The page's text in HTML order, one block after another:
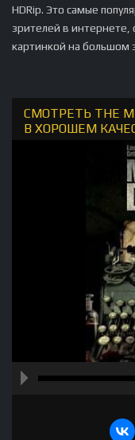
HDRip. Это самые
зрителей в интернете,
картинкой на большом
СМОТРЕТЬ THE
В ХОРОШЕМ